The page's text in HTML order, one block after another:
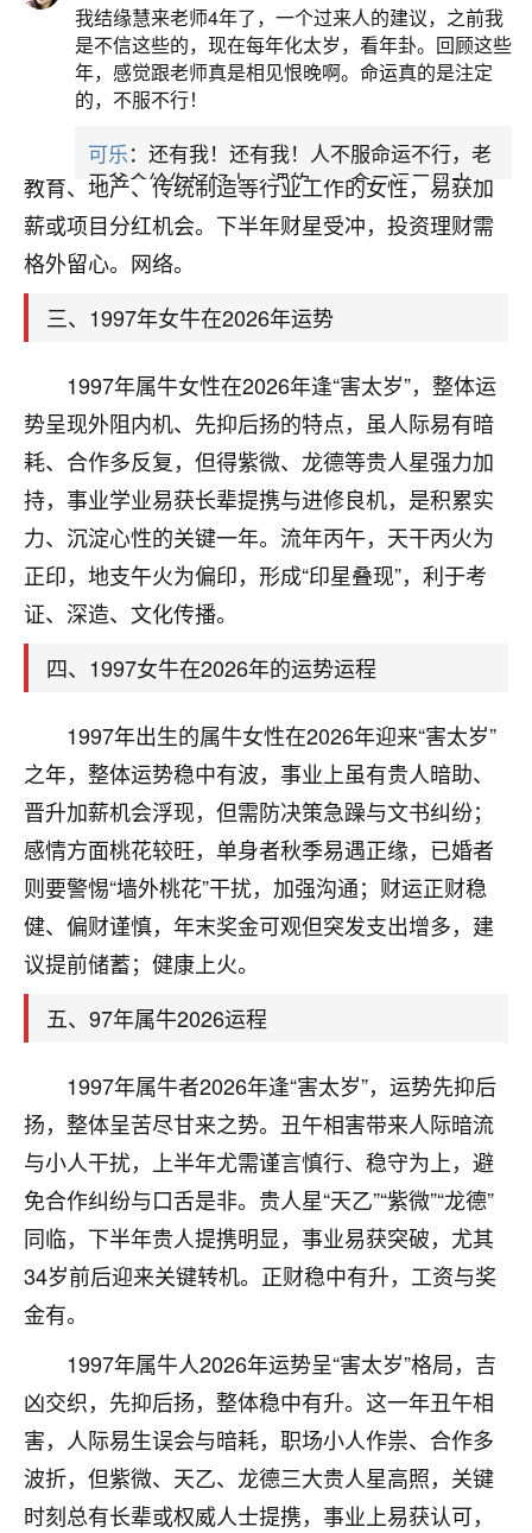
2026年属牛女财运整体平稳偏上，正财稳固，
偏财有小机遇但需谨慎把握流年天干丙火生助地支
午火，与命主年支丑土形成“火土相生”之势，利于职
场晋升、薪资调整及稳定收入增长。尤其上半年在
教育、地产、传统制造等行业工作的女性，易获加
薪或项目分红机会。下半年财星受冲，投资理财需
格外留心。网络。
三、1997年女牛在2026年运势
1997年属牛女性在2026年逢“害太岁”，整体运
势呈现外阻内机、先抑后扬的特点，虽人际易有暗
耗、合作多反复，但得紫微、龙德等贵人星强力加
持，事业学业易获长辈提携与进修良机，是积累实
力、沉淀心性的关键一年。流年丙午，天干丙火为
正印，地支午火为偏印，形成“印星叠现”，利于考
证、深造、文化传播。
四、1997女牛在2026年的运势运程
1997年出生的属牛女性在2026年迎来“害太岁”
之年，整体运势稳中有波，事业上虽有贵人暗助、
晋升加薪机会浮现，但需防决策急躁与文书纠纷；
感情方面桃花较旺，单身者秋季易遇正缘，已婚者
则要警惕“墙外桃花”干扰，加强沟通；财运正财稳
健、偏财谨慎，年末奖金可观但突发支出增多，建
议提前储蓄；健康上火。
五、97年属牛2026运程
1997年属牛者2026年逢“害太岁”，运势先抑后
扬，整体呈苦尽甘来之势。丑午相害带来人际暗流
与小人干扰，上半年尤需谨言慎行、稳守为上，避
免合作纠纷与口舌是非。贵人星“天乙”“紫微”“龙德”
同临，下半年贵人提携明显，事业易获突破，尤其
34岁前后迎来关键转机。正财稳中有升，工资与奖
金有。
1997年属牛人2026年运势呈“害太岁”格局，吉
凶交织，先抑后扬，整体稳中有升。这一年丑午相
害，人际易生误会与暗耗，职场小人作祟、合作多
波折，但紫微、天乙、龙德三大贵人星高照，关键
时刻总有长辈或权威人士提携，事业上易获认可，
我结缘慧来老师4年了，一个过来人的建议，之前我
是不信这些的，现在每年化太岁，看年卦。回顾这些
年，感觉跟老师真是相见恨晚啊。命运真的是注定
的，不服不行！
可乐：还有我！还有我！人不服命运不行，老
天爷会给你好好上一课的。一命二运三风水，
哪样不服都不行！
平安是福：我也是每年找老师化太岁，看年
卦，认识老师3年了，都是缘分啊！
17分钟前 来自湖北
心若莲花
我是做餐饮的，这两年，生意屡屡受挫，店开一家关
一家，要么生意不好，生意好的就出事。前些年攒的
家底快败光了，真是倒霉！我也想找人看看到底怎么
回事？
鹿森：你可以找老师看看，人有时不服命不行
啊！
太阳当空赵：我也做餐饮的，生意不算大，但
是我从找店开始都是找慧来老师跟进的，选
址、风水、还有开业日子，哪哪都看了，虽然
大环境不好，但是我家生意还可以，前几天又
2小时前 来自海南 18
梦醒时分
我女儿高二叛逆，大半年不上学，一说她就要死要活
的，把我们两口子愁的不行，朋友给我推荐的慧来老
师，一开始我是病急乱投医，这半年来，法事一个个
做完，我女儿跟变了个人一样，不期望她能考多好的
大学，只要能安安稳稳的把书读了，身体心理都健健
3小时前 来自河北 16
付深
我是公司人事调整，有升迁机会，但同时竞争的我们
三个，找老师的时候是抱着侥幸心理，没想到老师看
着我晋升有望，我半信半疑的按照老师建议，做了化
太岁还有一个发钱粮，本来年前的人事调整，拖到年
职第一个就是我，职务无所谓，主要是底薪加了
3000，非常开心，无论如何，感恩感谢！🙏🏻
鹿森：恭喜升职加薪！！，请客吗？�
12小时前 来自北京
心心相印